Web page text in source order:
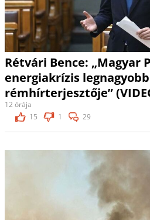
Rétvári Bence: „Magyar
energiakrízis legnagyobb
rémhírterjesztője”
12 órája
15
1 29